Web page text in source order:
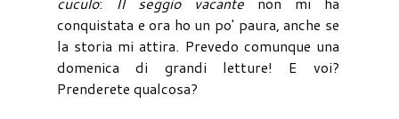
conquistata e ora ho un po' paura, anche se
la storia mi attira. Prevedo comunque una
domenica di grandi letture! E voi?
Prenderete qualcosa?